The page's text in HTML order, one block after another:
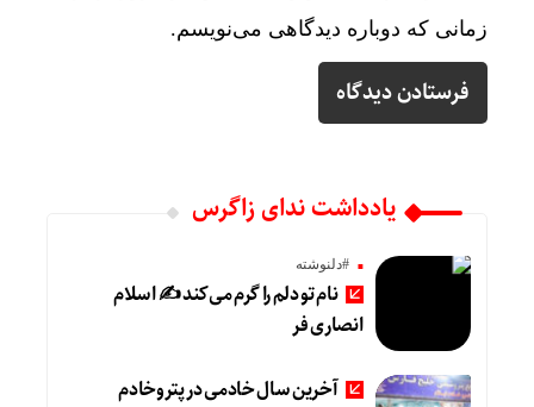
زمانی که دوباره دیدگاهی می‌نویسم.
یادداشت ندای زاگرس
#دلنوشته
نام تو دلم را گرم می‌کند ✍️ اسلام
انصاری فر
آخرین سال خادمی در پتروخادم